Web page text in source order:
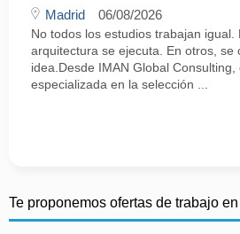
Madrid 06/08/2026
No todos los estudios trabajan igual.
arquitectura se ejecuta. En otros, se
idea.Desde IMAN Global Consulting,
especializada en la selección ...
Te proponemos ofertas de trabajo en